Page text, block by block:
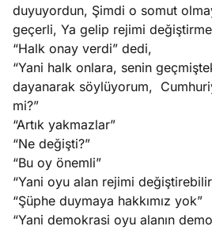
duyuyordun, Şimdi o somut
geçerli, Ya gelip rejimi
“Halk onay verdi” dedi,
“Yani halk onlara, senin
dayanarak söylüyorum,
mi?”
“Artık yakmazlar”
“Ne değişti?”
“Bu oy önemli”
“Yani oyu alan rejimi
“Şüphe duymaya hakkımız yok”
“Yani demokrasi oyu alanın